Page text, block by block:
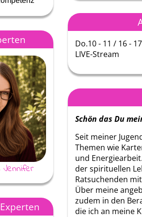
auszusprechen.💚
Jennifer Jessy
Do.10 - 11 / 16 -
LIVE-Stream
Schön das Du
Seit meiner
Themen wie
und
der spirituellen
Ratsuchenden
Über meine
zudem in den
die ich an meine